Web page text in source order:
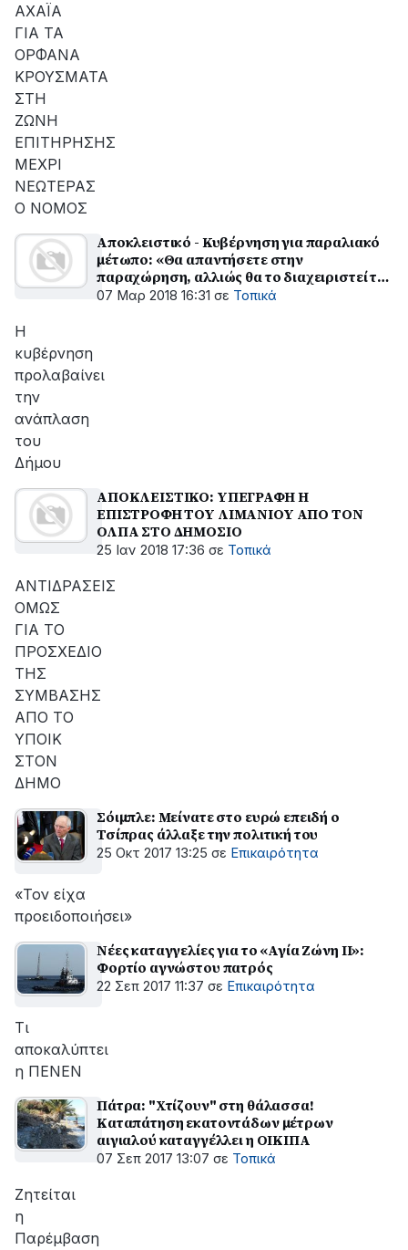
ΑΧΑΪΑ
ΓΙΑ ΤΑ
ΟΡΦΑΝΑ
ΚΡΟΥΣΜΑΤΑ
ΣΤΗ
ΖΩΝΗ
ΕΠΙΤΗΡΗΣΗΣ
ΜΕΧΡΙ
ΝΕΩΤΕΡΑΣ
Ο ΝΟΜΟΣ
Αποκλειστικό - Κυβέρνηση για παραλιακό
μέτωπο: «Θα απαντήσετε στην
παραχώρηση, αλλιώς θα το διαχειριστεί το
κράτος»
07 Μαρ 2018 16:31 σε Τοπικά
Η
κυβέρνηση
προλαβαίνει
την
ανάπλαση
του
Δήμου
ΑΠΟΚΛΕΙΣΤΙΚΟ: ΥΠΕΓΡΑΦΗ Η
ΕΠΙΣΤΡΟΦΗ ΤΟΥ ΛΙΜΑΝΙΟΥ ΑΠΟ ΤΟΝ
ΟΛΠΑ ΣΤΟ ΔΗΜΟΣΙΟ
25 Ιαν 2018 17:36 σε Τοπικά
ΑΝΤΙΔΡΑΣΕΙΣ
ΟΜΩΣ
ΓΙΑ ΤΟ
ΠΡΟΣΧΕΔΙΟ
ΤΗΣ
ΣΥΜΒΑΣΗΣ
ΑΠΟ ΤΟ
ΥΠΟΙΚ
ΣΤΟΝ
ΔΗΜΟ
Σόιμπλε: Μείνατε στο ευρώ επειδή ο
Τσίπρας άλλαξε την πολιτική του
25 Οκτ 2017 13:25 σε Επικαιρότητα
«Τον είχα
προειδοποιήσει»
Νέες καταγγελίες για το «Αγία Ζώνη ΙΙ»:
Φορτίο αγνώστου πατρός
22 Σεπ 2017 11:37 σε Επικαιρότητα
Τι
αποκαλύπτει
η ΠΕΝΕΝ
Πάτρα: "Χτίζουν" στη θάλασσα!
Καταπάτηση εκατοντάδων μέτρων
αιγιαλού καταγγέλλει η ΟΙΚΙΠΑ
07 Σεπ 2017 13:07 σε Τοπικά
Ζητείται
η
Παρέμβαση